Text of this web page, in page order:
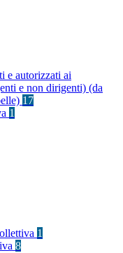
e autorizzati ai
e non dirigenti) (da
17
1
1
8